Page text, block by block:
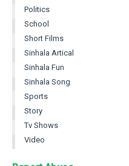
Politics
School
Short Films
Sinhala Artical
Sinhala Fun
Sinhala Song
Sports
Story
Tv Shows
Video